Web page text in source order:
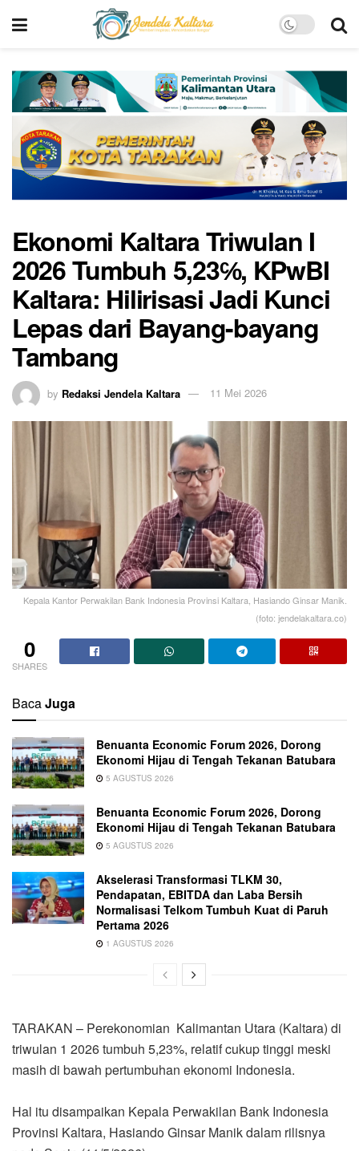
Ekonomi Kaltara Triwulan I
2026 Tumbuh 5,23℅, KPwBI
Kaltara: Hilirisasi Jadi Kunci
Lepas dari Bayang-bayang
Tambang
by Redaksi Jendela Kaltara 11 Mei 2026
Kepala Kantor Perwakilan Bank Indonesia Provinsi Kaltara, Hasiando Ginsar Manik.
(foto: jendelakaltara.co)
0
SHARES
BacaJuga
Benuanta Economic Forum 2026, Dorong
Ekonomi Hijau di Tengah Tekanan Batubara
5 AGUSTUS 2026
Benuanta Economic Forum 2026, Dorong
Ekonomi Hijau di Tengah Tekanan Batubara
5 AGUSTUS 2026
Akselerasi Transformasi TLKM 30,
Pendapatan, EBITDA dan Laba Bersih
Normalisasi Telkom Tumbuh Kuat di Paruh
Pertama 2026
1 AGUSTUS 2026
TARAKAN – Perekonomian Kalimantan Utara (Kaltara) di
triwulan 1 2026 tumbuh 5,23%, relatif cukup tinggi meski
masih di bawah pertumbuhan ekonomi Indonesia.
Hal itu disampaikan Kepala Perwakilan Bank Indonesia
Provinsi Kaltara, Hasiando Ginsar Manik dalam rilisnya